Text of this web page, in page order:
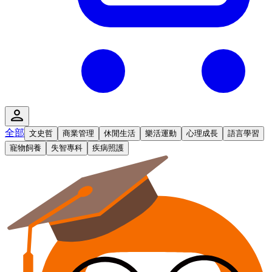
全部 文史哲 商業管理 休閒生活 樂活運動 心理成長
語言學習
寵物飼養
失智專科 疾病照護